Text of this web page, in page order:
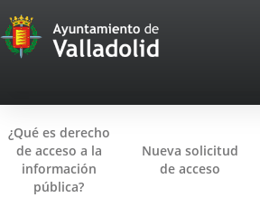
Transparencia
Menu
Transparencia
¿Qué es derecho
de acceso a la
información
pública?
Nueva solicitud
de acceso